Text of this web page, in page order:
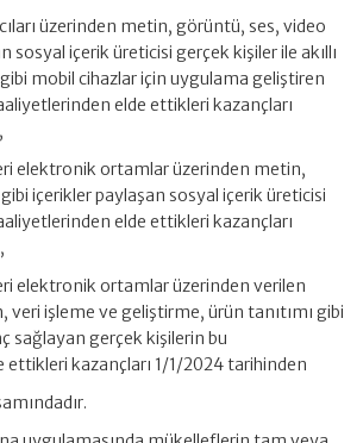
üzerinden metin, görüntü, ses, video
sosyal içerik üreticisi gerçek kişiler ile akıllı
mobil cihazlar için uygulama geliştiren
elde ettikleri kazançları
elektronik ortamlar üzerinden metin,
içerikler paylaşan sosyal içerik üreticisi
elde ettikleri kazançları
elektronik ortamlar üzerinden verilen
veri işleme ve geliştirme, ürün tanıtımı gibi
sağlayan gerçek kişilerin bu
ettikleri kazançları 1/1/2024 tarihinden